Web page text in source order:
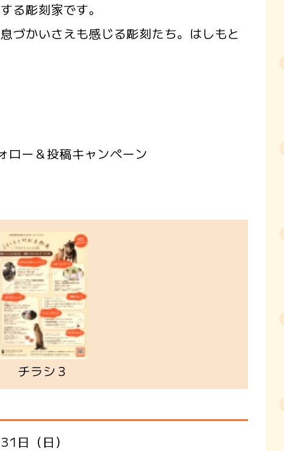
る彫刻家です。
づかいさえも感じる彫刻たち。はしもと
ロー＆投稿キャンペーン
チラシ３
日（日）